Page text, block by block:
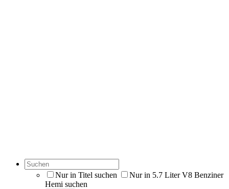
Nur in Titel suchen
Nur in 5.7 Liter V8 Benziner
Hemi suchen